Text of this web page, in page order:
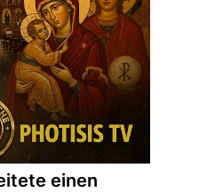
einen